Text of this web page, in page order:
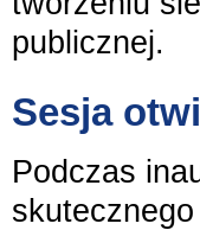
publicznej.
Sesja
Podczas